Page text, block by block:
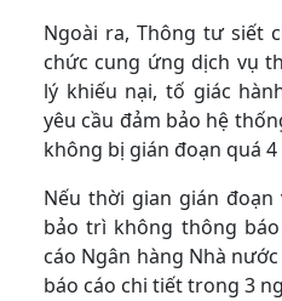
Ngoài ra, Thông tư siết
chức cung ứng dịch vụ
lý khiếu nại, tố giác
yêu cầu đảm bảo hệ
không bị gián đoạn quá
Nếu thời gian gián
bảo trì không thông
cáo Ngân hàng Nhà
báo cáo chi tiết trong 3